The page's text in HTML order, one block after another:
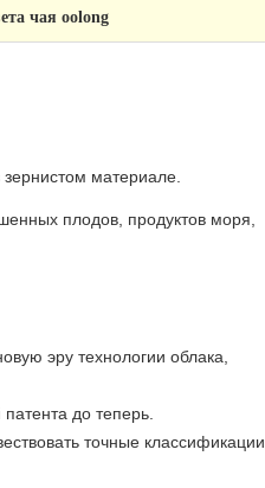
чая oolong
материале.
плодов, продуктов моря,
эру технологии облака,
до теперь.
точные классификации